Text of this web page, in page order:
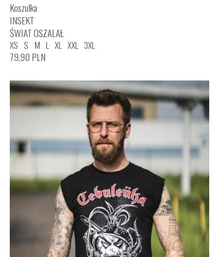
Koszulka
INSEKT
ŚWIAT OSZALAŁ
XS S M L XL XXL 3XL
79,90 PLN